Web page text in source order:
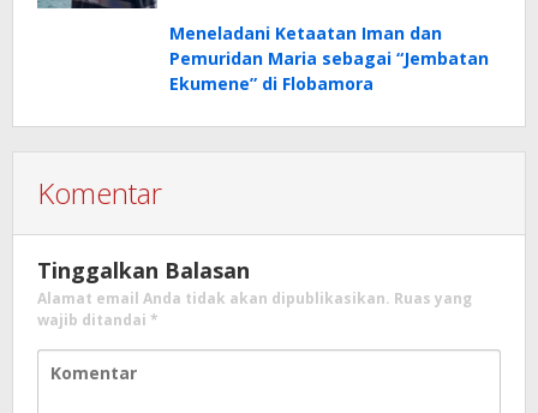
Meneladani Ketaatan Iman dan
Pemuridan Maria sebagai “Jembatan
Ekumene” di Flobamora
Komentar
Tinggalkan Balasan
Alamat email Anda tidak akan dipublikasikan. Ruas yang
wajib ditandai *